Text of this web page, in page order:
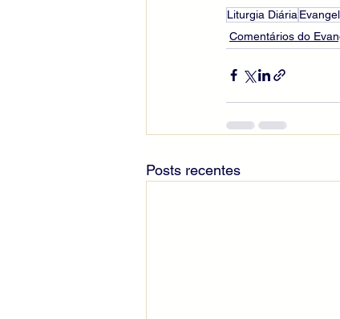
Liturgia Diária
Comentários do
Posts recentes